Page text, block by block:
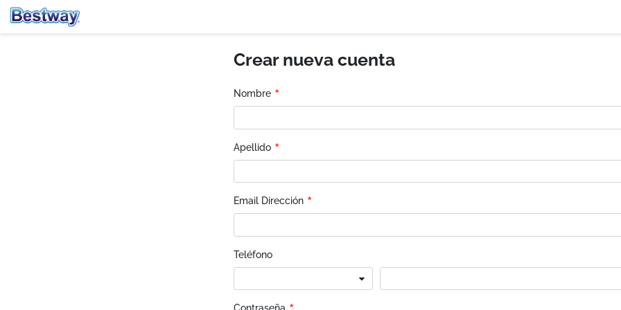
Crear nueva cuenta
Nombre *
Apellido *
Email Dirección *
Teléfono